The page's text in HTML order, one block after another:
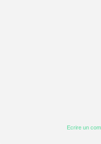
Ecrire un